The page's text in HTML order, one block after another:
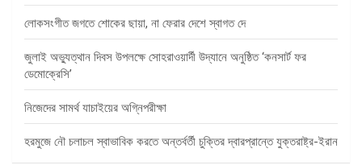
লোকসংগীত জগতে শোকের ছায়া, না ফেরার দেশে স্বাগত দে
জুলাই অভ্যুত্থান দিবস উপলক্ষে সোহরাওয়ার্দী উদ্যানে অনুষ্ঠিত ‘কনসার্ট ফর
ডেমোক্রেসি’
নিজেদের সামর্থ যাচাইয়ের অগ্নিপরীক্ষা
হরমুজে নৌ চলাচল স্বাভাবিক করতে অন্তর্বর্তী চুক্তির দ্বারপ্রান্তে যুক্তরাষ্ট্র-ইরান